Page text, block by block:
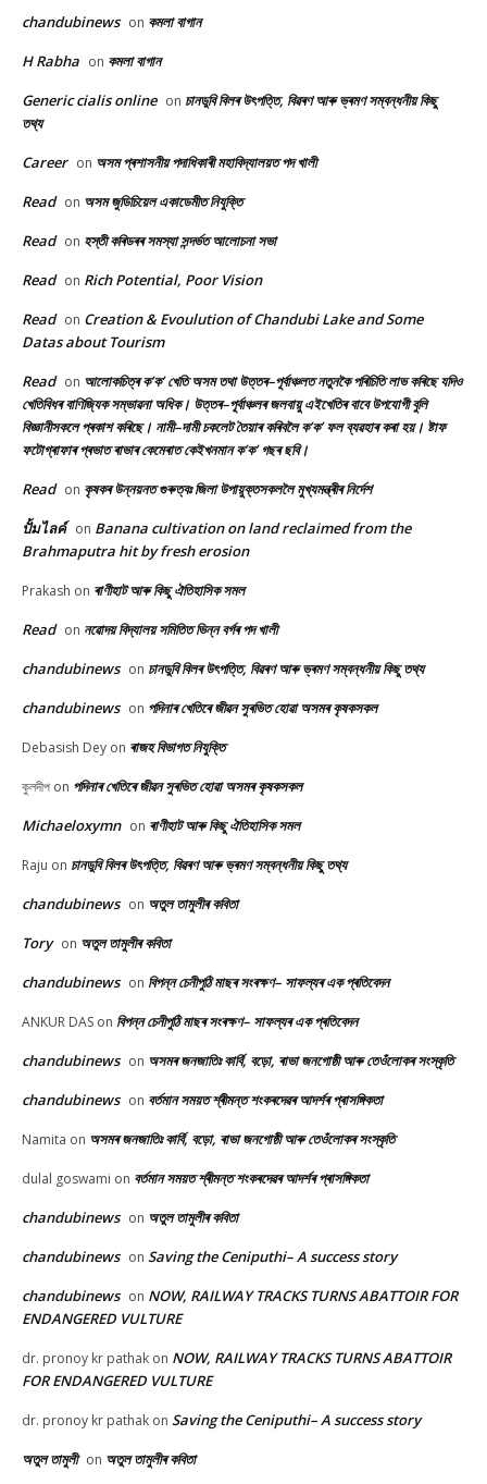
chandubinews on কমলা বাগান
H Rabha on কমলা বাগান
Generic cialis online on চানডুবি বিলৰ উৎপত্তি, বিৱৰণ আৰু ভ্ৰমণ সম্বন্ধনীয় কিছু
তথ্য
Career on অসম প্ৰশাসনীয় পদাধিকাৰী মহাবিদ্যালয়ত পদ খালী
Read on অসম জুডিচিয়েল একাডেমীত নিযুক্তি
Read on হস্তী কৰিডৰৰ সমস্যা সন্দৰ্ভত আলোচনা সভা
Read on Rich Potential, Poor Vision
Read on Creation & Evoulution of Chandubi Lake and Some
Datas about Tourism
Read on আলোকচিত্ৰ ক’ক’ খেতি অসম তথা উত্তৰ–পূৰ্বাঞ্চলত নতুনকৈ পৰিচিতি লাভ কৰিছে যদিও
খেতিবিধৰ বাণিজ্যিক সম্ভাৱনা অধিক। উত্তৰ–পূৰ্বাঞ্চলৰ জলবায়ু এইখেতিৰ বাবে উপযোগী বুলি
বিজ্ঞানীসকলে প্ৰকাশ কৰিছে। নামী–দামী চকলেট তৈয়াৰ কৰিবলৈ ক’ক’ ফল ব্যৱহাৰ কৰা হয়। ষ্টাফ
ফটোগ্ৰাফাৰ প্ৰভাত ৰাভাৰ কেমেৰাত কেইখনমান ক’ক’ গছৰ ছবি।
Read on কৃষকৰ উন্নয়নত গুৰুত্বঃ জিলা উপায়ুক্তসকললৈ মুখ্যমন্ত্ৰীৰ নিৰ্দেশ
ปั้มไลค์ on Banana cultivation on land reclaimed from the
Brahmaputra hit by fresh erosion
Prakash on ৰাণীহাট আৰু কিছু ঐতিহাসিক সমল
Read on নৱোদয় বিদ্যালয় সমিতিত ভিন্ন বৰ্গৰ পদ খালী
chandubinews on চানডুবি বিলৰ উৎপত্তি, বিৱৰণ আৰু ভ্ৰমণ সম্বন্ধনীয় কিছু তথ্য
chandubinews on পদিনাৰ খেতিৰে জীৱন সুৰভিত হোৱা অসমৰ কৃষকসকল
Debasish Dey on ৰাজহ বিভাগত নিযুক্তি
কুলদীপ on পদিনাৰ খেতিৰে জীৱন সুৰভিত হোৱা অসমৰ কৃষকসকল
Michaeloxymn on ৰাণীহাট আৰু কিছু ঐতিহাসিক সমল
Raju on চানডুবি বিলৰ উৎপত্তি, বিৱৰণ আৰু ভ্ৰমণ সম্বন্ধনীয় কিছু তথ্য
chandubinews on অতুল তামুলীৰ কবিতা
Tory on অতুল তামুলীৰ কবিতা
chandubinews on বিপন্ন চেনীপুঠি মাছৰ সংৰক্ষণ– সাফল্যৰ এক প্ৰতিবেদন
ANKUR DAS on বিপন্ন চেনীপুঠি মাছৰ সংৰক্ষণ– সাফল্যৰ এক প্ৰতিবেদন
chandubinews on অসমৰ জনজাতিঃ কাৰ্বি, বড়ো, ৰাভা জনগোষ্ঠী আৰু তেওঁলোকৰ সংস্কৃতি
chandubinews on বৰ্তমান সময়ত শ্ৰীমন্ত শংকৰদেৱৰ আদৰ্শৰ প্ৰাসঙ্গিকতা
Namita on অসমৰ জনজাতিঃ কাৰ্বি, বড়ো, ৰাভা জনগোষ্ঠী আৰু তেওঁলোকৰ সংস্কৃতি
dulal goswami on বৰ্তমান সময়ত শ্ৰীমন্ত শংকৰদেৱৰ আদৰ্শৰ প্ৰাসঙ্গিকতা
chandubinews on অতুল তামুলীৰ কবিতা
chandubinews on Saving the Ceniputhi– A success story
chandubinews on NOW, RAILWAY TRACKS TURNS ABATTOIR FOR
ENDANGERED VULTURE
dr. pronoy kr pathak on NOW, RAILWAY TRACKS TURNS ABATTOIR
FOR ENDANGERED VULTURE
dr. pronoy kr pathak on Saving the Ceniputhi– A success story
অতুল তামুলী on অতুল তামুলীৰ কবিতা